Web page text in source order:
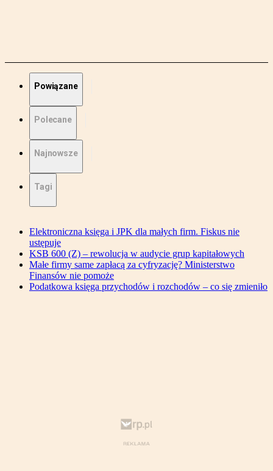
Powiązane
Polecane
Najnowsze
Tagi
Elektroniczna księga i JPK dla małych firm. Fiskus nie
ustępuje
KSB 600 (Z) – rewolucja w audycie grup kapitałowych
Małe firmy same zapłacą za cyfryzację? Ministerstwo
Finansów nie pomoże
Podatkowa księga przychodów i rozchodów – co się zmieniło